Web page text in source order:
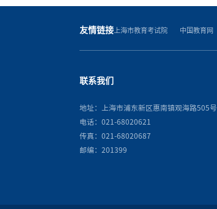
友情链接上海市教育考试院 中国教育网
联系我们
地址：上海市浦东新区惠南镇观海路505号
电话：021-68020621
传真：021-68020687
邮编：201399